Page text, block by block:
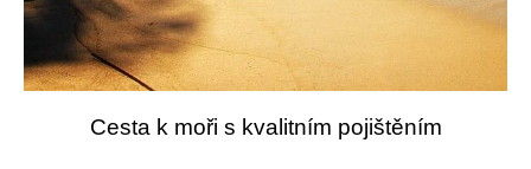
Cesta k moři s kvalitním pojištěním